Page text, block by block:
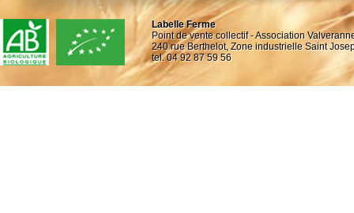
Labelle Ferme
Point de vente collectif - Association
240 rue Berthelot, Zone industrielle Saint
tel. 04 92 87 59 56